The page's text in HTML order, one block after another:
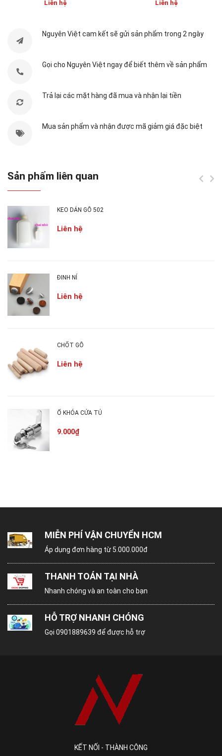
Mã sản phẩm:NV-NG.01
Khối lượng:tùy chọn
người dùng quan tâm đặc biệt bởi nhiều kiểu
dáng sang trọng, do có nhiều ưu điểm như độ bền
cao, thẩm mỹ đẹp và mức chi phí hợp lý. Bên
chắc chắn sẽ là giải pháp cho chiếc tủ của các gia
đình hiện đại.
3. NGUYÊN VIỆT CAM KẾT:
Nguyên Việt đặt hàng trực tiếp từ các nhà máy
sản xuất uy tín, mẫu mã đa dạng với giá hết sức
ưu đãi. Chưa tính, chúng tôi tham khảo rất kĩ thị
Đội ngũ nhân viên làm việc rất chăm chỉ, tân tâm
với khách hàng, cập nhật mẫu và giá liên tục,
nhanh chóng; theo dõi đơn hàng sát sao.
Liên hệ Liên hệ
Nguyên Việt cam kết sẽ gửi sản phẩm trong 2 ngày
Gọi cho Nguyên Việt ngay để biết thêm về sản phẩm
Trả lại các mặt hàng đã mua và nhận lại tiền
Mua sản phẩm và nhận được mã giảm giá đặc biệt
Sản phẩm liên quan
KEO DÁN GỖ 502
Liên hệ
ĐINH NỈ
Liên hệ
CHỐT GỖ
Liên hệ
Ổ KHÓA CỬA TỦ
9.000₫
MIỄN PHÍ VẬN CHUYỂN HCM
Áp dụng đơn hàng từ 5.000.000đ
THANH TOÁN TẠI NHÀ
Nhanh chóng và an toàn cho bạn
HỖ TRỢ NHANH CHÓNG
Gọi 0901889639 để được hỗ trợ
KẾT NỐI - THÀNH CÔNG